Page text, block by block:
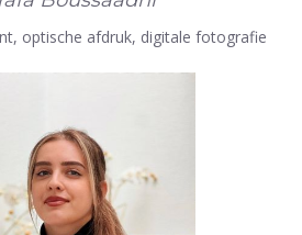
optische afdruk, digitale fotografie